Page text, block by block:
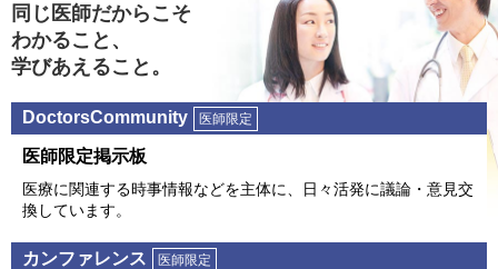
同じ医師だからこそ
わかること、
学びあえること。
DoctorsCommunity 医師限定
医師限定掲⽰板
医療に関連する時事情報などを主体に、⽇々活発に議論・意⾒交
換しています。
カンファレンス 医師限定